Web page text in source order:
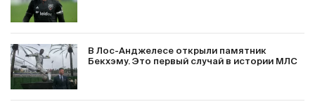
В Лос-Анджелесе открыли памятник
Бекхэму. Это первый случай в истории МЛС